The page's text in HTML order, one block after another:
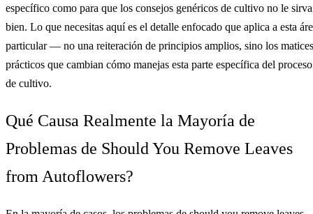
específico como para que los consejos genéricos de cultivo no le
bien. Lo que necesitas aquí es el detalle enfocado que aplica a esta
particular — no una reiteración de principios amplios, sino los matices
prácticos que cambian cómo manejas esta parte específica del proceso
de cultivo.
Qué Causa Realmente la Mayoría de
Problemas de Should You Remove Leaves
from Autoflowers?